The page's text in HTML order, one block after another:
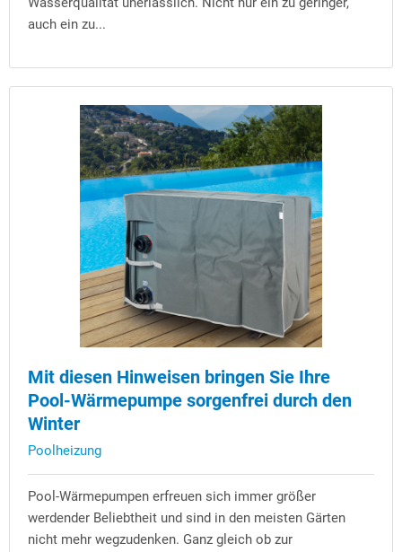
auch ein zu...
Mit diesen Hinweisen bringen Sie Ihre
Pool-Wärmepumpe sorgenfrei durch den
Winter
Poolheizung
Pool-Wärmepumpen erfreuen sich immer größer
werdender Beliebtheit und sind in den meisten Gärten
nicht mehr wegzudenken. Ganz gleich ob zur